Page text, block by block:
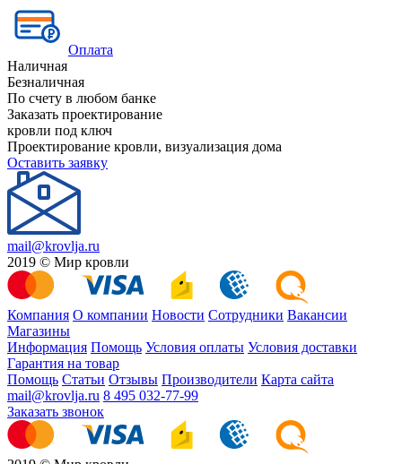
Оплата
Наличная
Безналичная
По счету в любом банке
Заказать проектирование
кровли под ключ
Проектирование кровли, визуализация дома
Оставить заявку
mail@krovlja.ru
2019 © Мир кровли
Компания О компании Новости Сотрудники Вакансии
Магазины
Информация Помощь Условия оплаты Условия доставки
Гарантия на товар
Помощь Статьи Отзывы Производители Карта сайта
mail@krovlja.ru 8 495 032-77-99
Заказать звонок